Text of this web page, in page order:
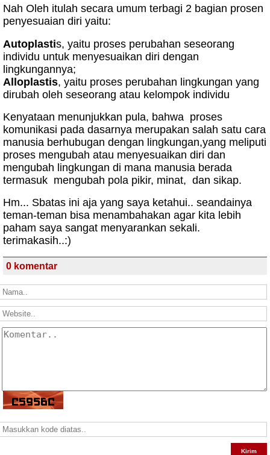
Nah Oleh itulah secara umum terbagi 2 bagian prosen
penyesuaian diri yaitu:
Autoplastis, yaitu proses perubahan seseorang
individu untuk menyesuaikan diri dengan
lingkungannya;
Alloplastis, yaitu proses perubahan lingkungan yang
dirubah oleh seseorang atau kelompok individu
Kenyataan menunjukkan pula, bahwa proses
komunikasi pada dasarnya merupakan salah satu cara
manusia berhubugan dengan lingkungan,yang meliputi
proses mengubah atau menyesuaikan diri dan
mengubah lingkungan di mana manusia berada
termasuk mengubah pola pikir, minat, dan sikap.
Hm... Sbatas ini aja yang saya ketahui.. seandainya
teman-teman bisa menambahakan agar kita lebih
paham saya sangat menyarankan sekali.
terimakasih..:)
0 komentar